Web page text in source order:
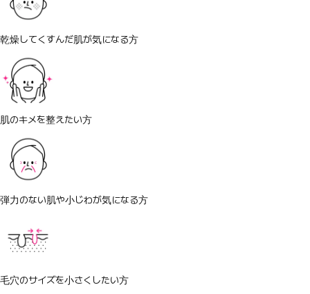
乾燥してくすんだ肌が気になる方
肌のキメを整えたい方
弾力のない肌や小じわが気になる方
毛穴のサイズを小さくしたい方